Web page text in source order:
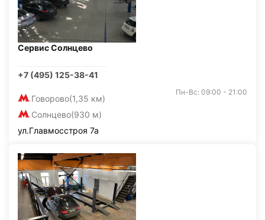
Сервис Солнцево
+7 (495) 125-38-41
Говорово(1,35 км)
Солнцево(930 м)
Пн-Вс: 09:00 - 21:00
ул.Главмосстроя 7а